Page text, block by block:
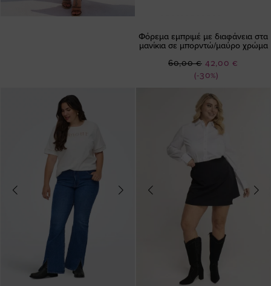
Φόρεμα εμπριμέ με διαφάνεια στα
μανίκια σε μπορντώ/μαύρο χρώμα
(-30%)
Ειδική
Τιμή
42,00 €
60,00 €